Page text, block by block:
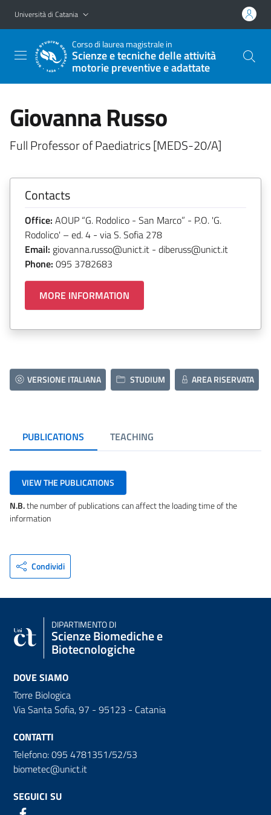
Vai al contenuto principale
Vai al menu di navigazione
Università di Catania
Corso di laurea magistrale in
Scienze e tecniche delle attività
motorie preventive e adattate
Giovanna Russo
Full Professor of Paediatrics [MEDS-20/A]
Contacts
Office: AOUP “G. Rodolico - San Marco” - P.O. 'G.
Rodolico' – ed. 4 - via S. Sofia 278
Email: giovanna.russo@unict.it - diberuss@unict.it
Phone: 095 3782683
MORE INFORMATION
VERSIONE ITALIANA STUDIUM AREA RISERVATA
PUBLICATIONS TEACHING
VIEW THE PUBLICATIONS
N.B.the number of publications can affect the loading time of the
information
Condividi
DIPARTIMENTO DI
Scienze Biomediche e
Biotecnologiche
DOVE SIAMO
Torre Biologica
Via Santa Sofia, 97 - 95123 - Catania
CONTATTI
Telefono: 095 4781351/52/53
biometec@unict.it
SEGUICI SU